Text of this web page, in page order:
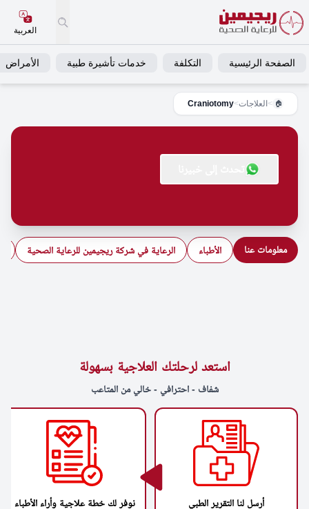
العربية
الصفحة الرئيسية التكلفة خدمات تأشيرة طبية الأمراض
🏠
> العلاجات>
Craniotomy
معلومات عنا الأطباء الرعاية في شركة ريجيمين للرعاية الصحية
استعد لرحلتك العلاجية بسهولة
شفاف - احترافي - خالي من المتاعب
أرسل لنا التقرير الطبي نوفر لك خطة علاجية وأراء الأطباء